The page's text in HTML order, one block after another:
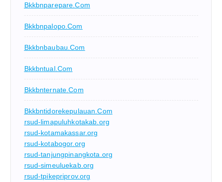
Bkkbnparepare.com
Bkkbnpalopo.com
Bkkbnbaubau.com
Bkkbntual.com
Bkkbnternate.com
Bkkbntidorekepulauan.com
rsud-limapuluhkotakab.org
rsud-kotamakassar.org
rsud-kotabogor.org
rsud-tanjungpinangkota.org
rsud-simeuluekab.org
rsud-tpikepriprov.org